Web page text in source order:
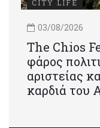
CITY LIFE
03/08/2026
Τhe Chios
φάρος
αριστείας
καρδιά του